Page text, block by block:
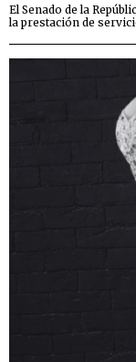
El Senado de la
la prestación de